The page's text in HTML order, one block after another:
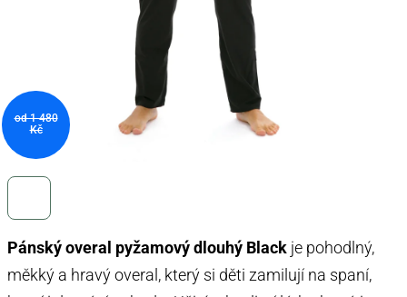
Pánský overal pyžamový dlouhý Black je pohodlný,
měkký a hravý overal, který si děti zamilují na spaní,
od 1 480
Kč